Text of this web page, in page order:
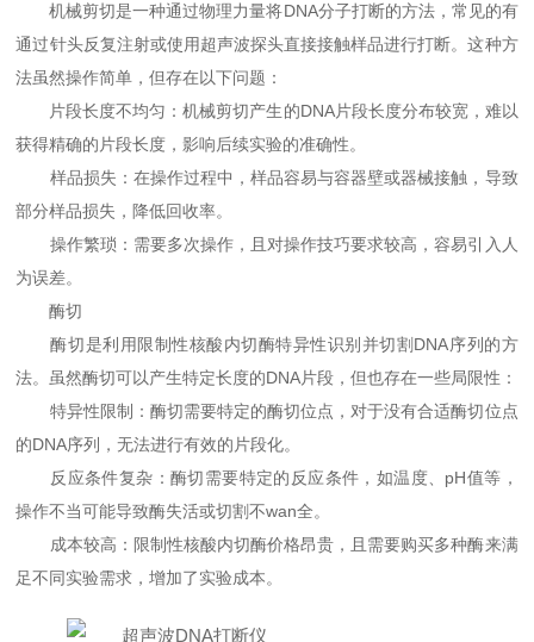
机械剪切是一种通过物理力量将DNA分子打断的方法，常见的有
通过针头反复注射或使用超声波探头直接接触样品进行打断。这种方
法虽然操作简单，但存在以下问题：
片段长度不均匀：机械剪切产生的DNA片段长度分布较宽，难以
获得精确的片段长度，影响后续实验的准确性。
样品损失：在操作过程中，样品容易与容器壁或器械接触，导致
部分样品损失，降低回收率。
操作繁琐：需要多次操作，且对操作技巧要求较高，容易引入人
为误差。
酶切
酶切是利用限制性核酸内切酶特异性识别并切割DNA序列的方
法。虽然酶切可以产生特定长度的DNA片段，但也存在一些局限性：
特异性限制：酶切需要特定的酶切位点，对于没有合适酶切位点
的DNA序列，无法进行有效的片段化。
反应条件复杂：酶切需要特定的反应条件，如温度、pH值等，
操作不当可能导致酶失活或切割不wan全。
成本较高：限制性核酸内切酶价格昂贵，且需要购买多种酶来满
足不同实验需求，增加了实验成本。